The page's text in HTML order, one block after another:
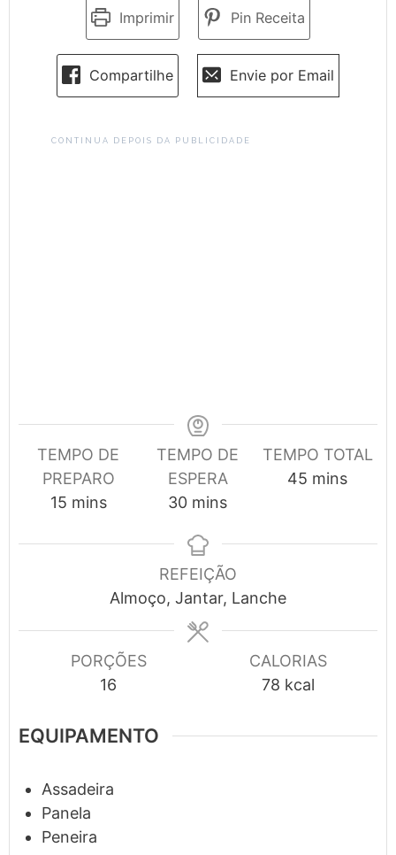
Imprimir Pin Receita
Compartilhe Envie por Email
CONTINUA DEPOIS DA PUBLICIDADE
TEMPO DE
PREPARO
15minutes
mins
TEMPO DE
ESPERA
30minutes
mins
TEMPO TOTAL
45 minutes
mins
REFEIÇÃO
Almoço, Jantar, Lanche
PORÇÕES
16
CALORIAS
78 kcal
EQUIPAMENTO
Assadeira
Panela
Peneira